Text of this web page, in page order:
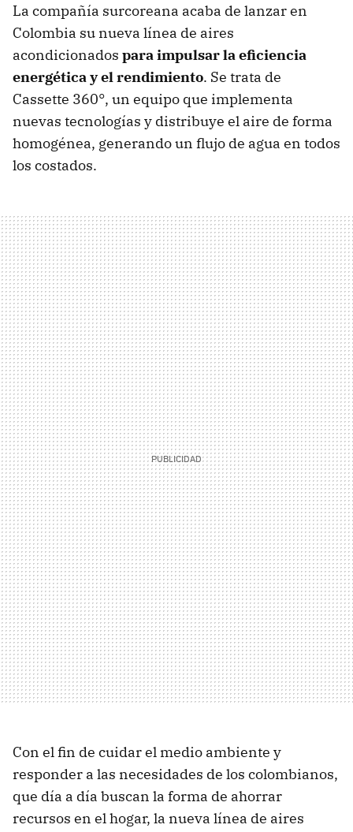
La compañía surcoreana acaba de lanzar en
Colombia su nueva línea de aires
acondicionados para impulsar la eficiencia
energética y el rendimiento. Se trata de
Cassette 360°, un equipo que implementa
nuevas tecnologías y distribuye el aire de forma
homogénea, generando un flujo de agua en todos
los costados.
Con el fin de cuidar el medio ambiente y
responder a las necesidades de los colombianos,
que día a día buscan la forma de ahorrar
recursos en el hogar, la nueva línea de aires